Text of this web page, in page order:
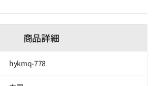
商品詳細
hykmq-778